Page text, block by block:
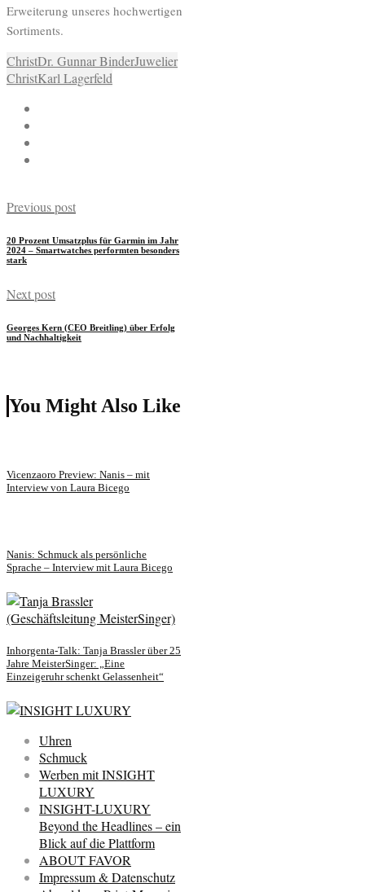
Erweiterung unseres hochwertigen
Sortiments.
ChristDr. Gunnar BinderJuwelier
ChristKarl Lagerfeld
Previous post
20 Prozent Umsatzplus für Garmin im Jahr
2024 – Smartwatches performten besonders
stark
Next post
Georges Kern (CEO Breitling) über Erfolg
und Nachhaltigkeit
You Might Also Like
Vicenzaoro Preview: Nanis – mit
Interview von Laura Bicego
Nanis: Schmuck als persönliche
Sprache – Interview mit Laura Bicego
Inhorgenta-Talk: Tanja Brassler über 25
Jahre MeisterSinger: „Eine
Einzeigeruhr schenkt Gelassenheit“
Uhren
Schmuck
Werben mit INSIGHT
LUXURY
INSIGHT-LUXURY
Beyond the Headlines – ein
Blick auf die Plattform
ABOUT FAVOR
Impressum & Datenschutz